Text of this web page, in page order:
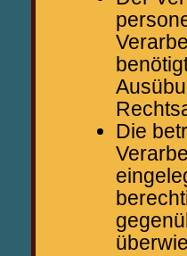
Die